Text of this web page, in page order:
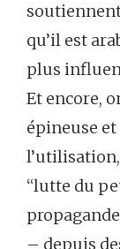
qu’il est
plus
Et encore,
épineuse
“lutte du
– depuis